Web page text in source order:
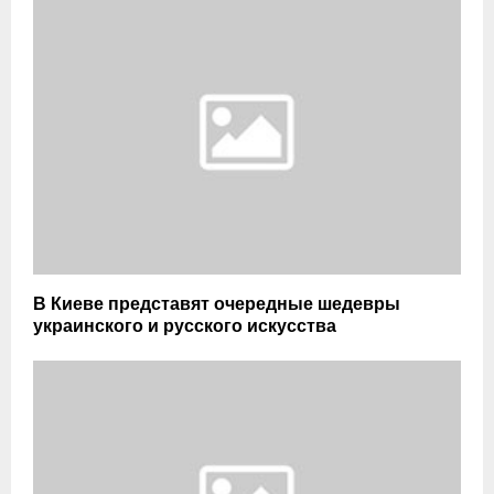
В Киеве представят очередные шедевры
украинского и русского искусства